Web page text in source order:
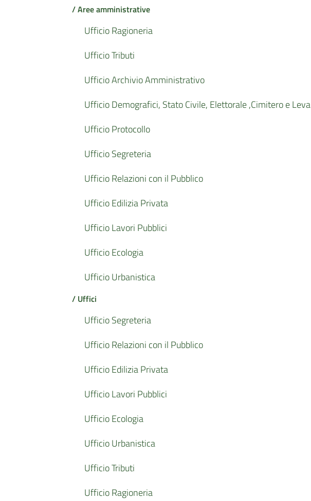
/ Aree amministrative
Ufficio Ragioneria
Ufficio Tributi
Ufficio Archivio Amministrativo
Ufficio Demografici, Stato Civile, Elettorale ,Cimitero e Leva
Ufficio Protocollo
Ufficio Segreteria
Ufficio Relazioni con il Pubblico
Ufficio Edilizia Privata
Ufficio Lavori Pubblici
Ufficio Ecologia
Ufficio Urbanistica
/ Uffici
Ufficio Segreteria
Ufficio Relazioni con il Pubblico
Ufficio Edilizia Privata
Ufficio Lavori Pubblici
Ufficio Ecologia
Ufficio Urbanistica
Ufficio Tributi
Ufficio Ragioneria